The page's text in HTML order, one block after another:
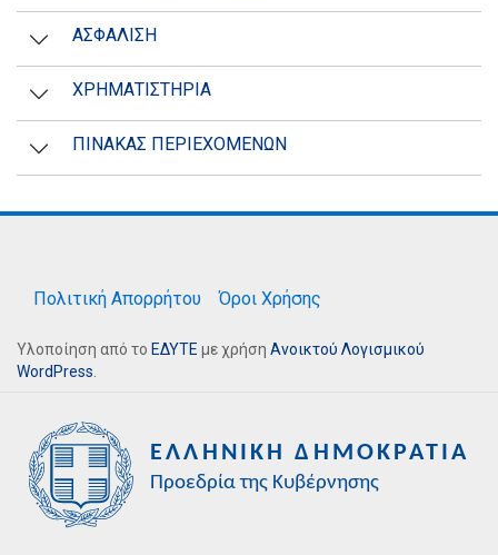
ΑΣΦΑΛΙΣΗ
ΧΡΗΜΑΤΙΣΤΗΡΙΑ
ΠΙΝΑΚΑΣ ΠΕΡΙΕΧΟΜΕΝΩΝ
Πολιτική Απορρήτου Όροι Χρήσης
Υλοποίηση από το ΕΔΥΤΕ με χρήση Ανοικτού Λογισμικού
WordPress.